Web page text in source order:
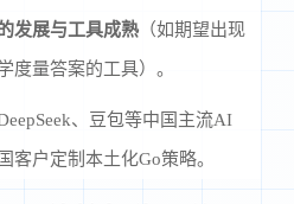
发展与工具成熟 （如期望出现
度量答案的工具）。
、豆包等中国主流AI
客户定制本土化Go策略。